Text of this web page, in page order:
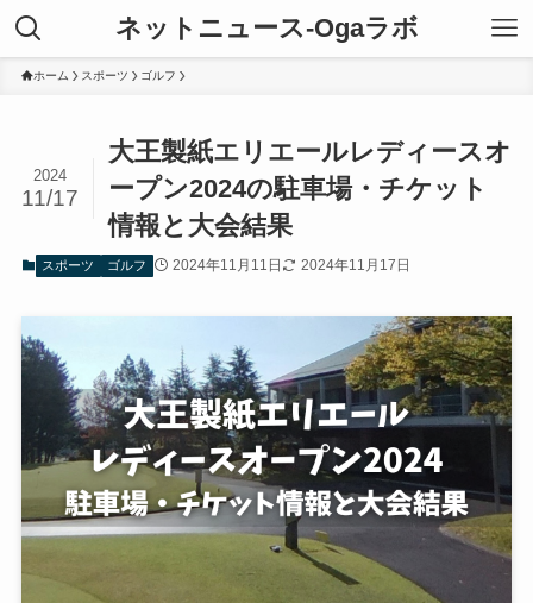
ネットニュース-Ogaラボ
ホーム スポーツ ゴルフ
大王製紙エリエールレディースオ
ープン2024の駐車場・チケット
情報と大会結果
2024
11/17
スポーツ ゴルフ 2024年11月11日 2024年11月17日